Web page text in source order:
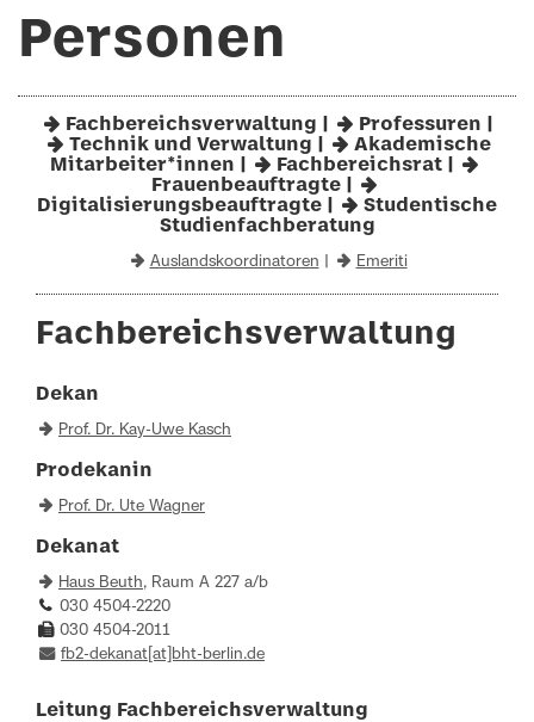
Personen
Fachbereichsverwaltung Professuren
Technik und Verwaltung
Akademische
Mitarbeiter*innen
Fachbereichsrat
Frauenbeauftragte
Digitalisierungsbeauftragte
Studentische
Studienfachberatung
Auslandskoordinatoren Emeriti
Fachbereichsverwaltung
Dekan
Prof. Dr. Kay-Uwe Kasch
Prodekanin
Prof. Dr. Ute Wagner
Dekanat
Haus Beuth, Raum A 227 a/b
030 4504-2220
030 4504-2011
fb2-dekanat[at]bht-berlin.de
Leitung Fachbereichsverwaltung